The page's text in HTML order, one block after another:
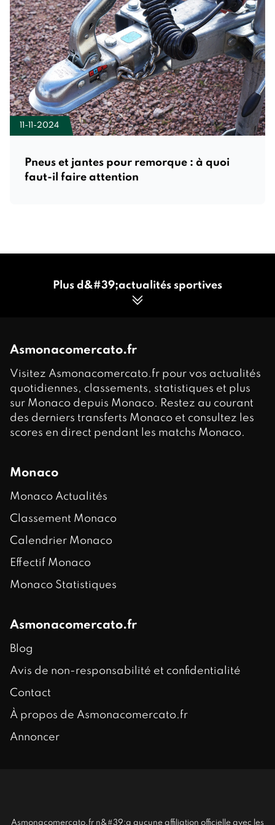
11-11-2024
Pneus et jantes pour remorque : à quoi
faut-il faire attention
Plus d&#39;actualités sportives
Asmonacomercato.fr
Visitez Asmonacomercato.fr pour vos actualités
quotidiennes, classements, statistiques et plus
sur Monaco depuis Monaco. Restez au courant
des derniers transferts Monaco et consultez les
scores en direct pendant les matchs Monaco.
Monaco
Monaco Actualités
Classement Monaco
Calendrier Monaco
Effectif Monaco
Monaco Statistiques
Asmonacomercato.fr
Blog
Avis de non-responsabilité et confidentialité
Contact
À propos de Asmonacomercato.fr
Annoncer
Asmonacomercato.fr n&#39;a aucune affiliation officielle avec les